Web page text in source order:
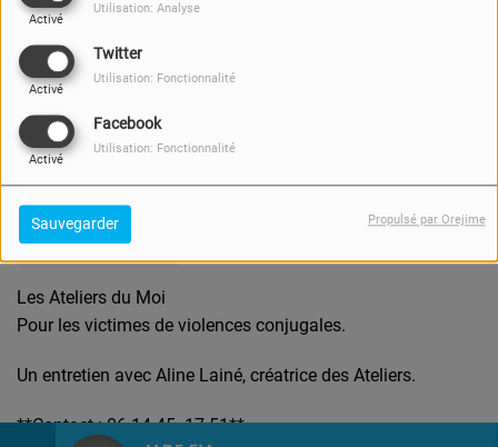
Activé
Utilisation: Analyse
Twitter
Activé
Utilisation: Fonctionnalité
Facebook
Activé
Utilisation: Fonctionnalité
Sauvegarder Propulsé par Orejime
19 SEPTEMBRE 2025
Écouter le podcast
Les Ateliers du Moi
Pour les victimes de violences conjugales.
Un entretien avec Aline Lainé, créatrice des Ateliers.
**Contact : 06 14 45 17 51**